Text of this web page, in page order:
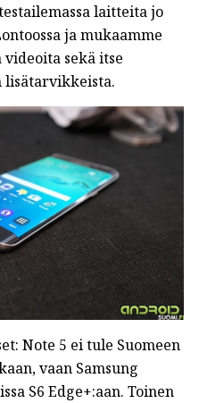
laitteita jo
ja mukaamme
sekä itse
lisätarvikkeista.
Note 5 ei tule Suomeen
vaan Samsung
S6 Edge+:aan. Toinen